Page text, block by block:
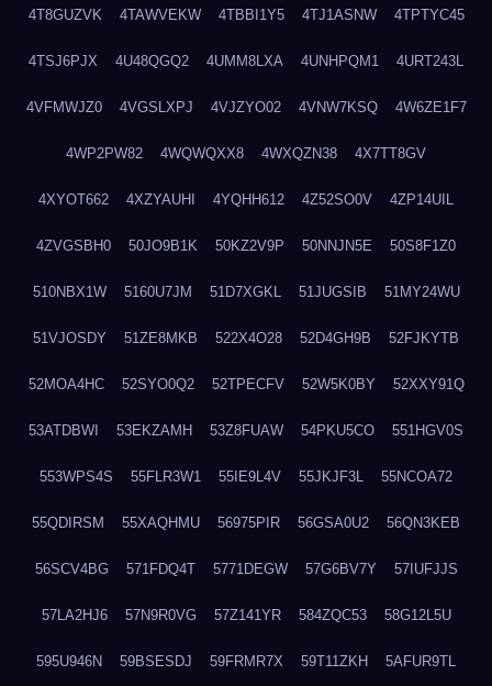
4T8GUZVK 4TAWVEKW 4TBBI1Y5 4TJ1ASNW 4TPTYC45
4TSJ6PJX 4U48QGQ2 4UMM8LXA 4UNHPQM1 4URT243L
4VFMWJZ0 4VGSLXPJ 4VJZYO02 4VNW7KSQ 4W6ZE1F7
4WP2PW82 4WQWQXX8 4WXQZN38 4X7TT8GV
4XYOT662 4XZYAUHI 4YQHH612 4Z52SO0V 4ZP14UIL
4ZVGSBH0 50JO9B1K 50KZ2V9P 50NNJN5E 50S8F1Z0
510NBX1W 5160U7JM 51D7XGKL 51JUGSIB 51MY24WU
51VJOSDY 51ZE8MKB 522X4O28 52D4GH9B 52FJKYTB
52MOA4HC 52SYO0Q2 52TPECFV 52W5K0BY 52XXY91Q
53ATDBWI 53EKZAMH 53Z8FUAW 54PKU5CO 551HGV0S
553WPS4S 55FLR3W1 55IE9L4V 55JKJF3L 55NCOA72
55QDIRSM 55XAQHMU 56975PIR 56GSA0U2 56QN3KEB
56SCV4BG 571FDQ4T 5771DEGW 57G6BV7Y 57IUFJJS
57LA2HJ6 57N9R0VG 57Z141YR 584ZQC53 58G12L5U
595U946N 59BSESDJ 59FRMR7X 59T11ZKH 5AFUR9TL